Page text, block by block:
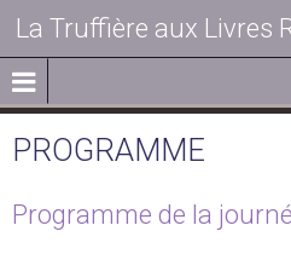
La Truffière aux Livres
PROGRAMME
Programme de la